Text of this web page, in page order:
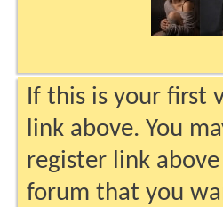
If this is your first
link above. You
register link
forum that you